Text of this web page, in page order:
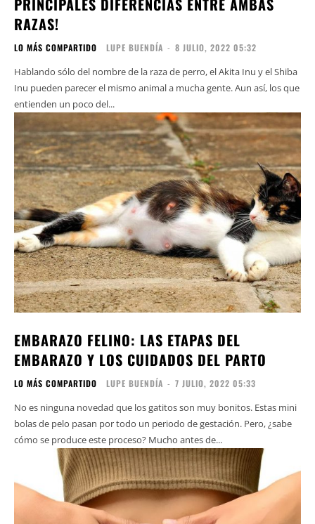
RAZAS!
LO MÁS COMPARTIDO LUPE BUENDÍA - 8 JULIO, 2022 05:32
Hablando sólo del nombre de la raza de perro, el Akita Inu y el Shiba
Inu pueden parecer el mismo animal a mucha gente. Aun así, los que
entienden un poco del...
EMBARAZO FELINO: LAS ETAPAS DEL
EMBARAZO Y LOS CUIDADOS DEL PARTO
LO MÁS COMPARTIDO LUPE BUENDÍA - 7 JULIO, 2022 05:33
No es ninguna novedad que los gatitos son muy bonitos. Estas mini
bolas de pelo pasan por todo un periodo de gestación. Pero, ¿sabe
cómo se produce este proceso? Mucho antes de...